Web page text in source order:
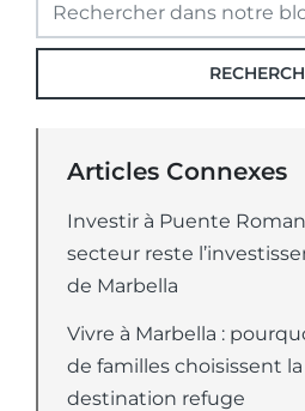
Articles Connexes
Investir à Puente
secteur reste
de Marbella
Vivre à Marbella :
de familles choisissent
destination refuge